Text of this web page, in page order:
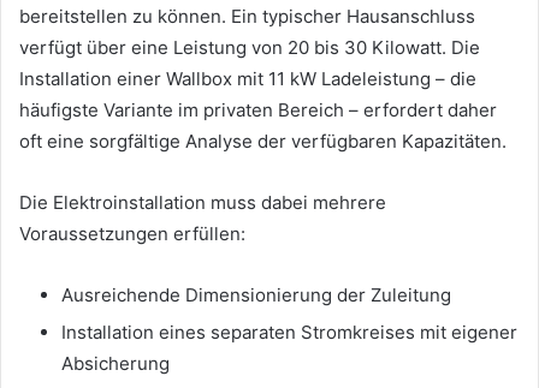
bereitstellen zu können. Ein typischer Hausanschluss
verfügt über eine Leistung von 20 bis 30 Kilowatt. Die
Installation einer Wallbox mit 11 kW Ladeleistung – die
häufigste Variante im privaten Bereich – erfordert daher
oft eine sorgfältige Analyse der verfügbaren Kapazitäten.
Die Elektroinstallation muss dabei mehrere
Voraussetzungen erfüllen:
Ausreichende Dimensionierung der Zuleitung
Installation eines separaten Stromkreises mit eigener
Absicherung